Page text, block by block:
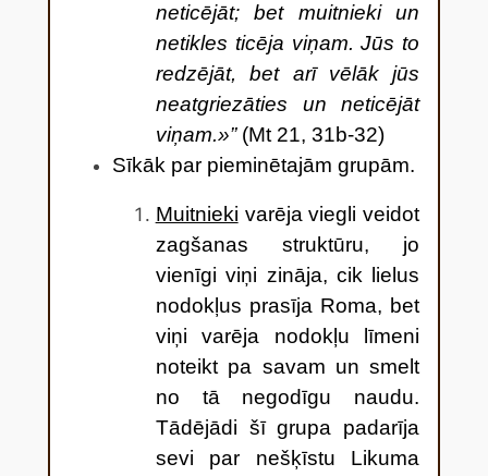
neticējāt; bet muitnieki un
netikles ticēja viņam. Jūs to
redzējāt, bet arī vēlāk jūs
neatgriezāties un neticējāt
viņam.»” (Mt 21, 31b-32)
Sīkāk par pieminētajām grupām.
Muitnieki varēja viegli veidot
zagšanas struktūru, jo
vienīgi viņi zināja, cik lielus
nodokļus prasīja Roma, bet
viņi varēja nodokļu līmeni
noteikt pa savam un smelt
no tā negodīgu naudu.
Tādējādi šī grupa padarīja
sevi par nešķīstu Likuma